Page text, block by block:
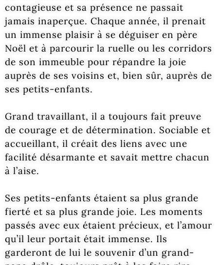
contagieuse et sa présence ne passait
jamais inaperçue. Chaque année, il prenait
un immense plaisir à se déguiser en père
Noël et à parcourir la ruelle ou les corridors
de son immeuble pour répandre la joie
auprès de ses voisins et, bien sûr, auprès de
ses petits-enfants.
Grand travaillant, il a toujours fait preuve
de courage et de détermination. Sociable et
accueillant, il créait des liens avec une
facilité désarmante et savait mettre chacun
à l’aise.
Ses petits-enfants étaient sa plus grande
fierté et sa plus grande joie. Les moments
passés avec eux étaient précieux, et l’amour
qu’il leur portait était immense. Ils
garderont de lui le souvenir d’un grand-